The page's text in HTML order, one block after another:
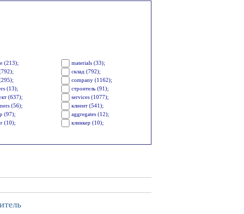
(213);
materials (33);
склад (792);
company (1162);
(13);
строитель (91);
(637);
services (1077);
(56);
клиент (541);
(97);
aggregates (12);
(10); клинкер (10);